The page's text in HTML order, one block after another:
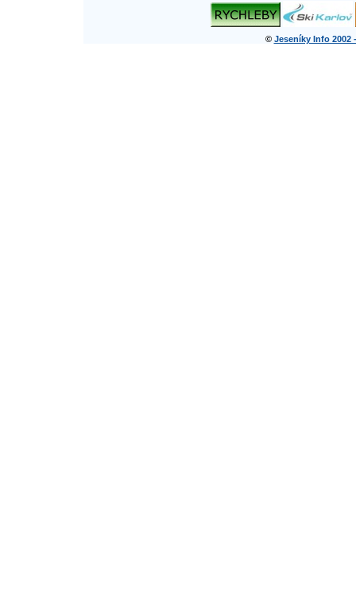
© Jeseníky Info 2002